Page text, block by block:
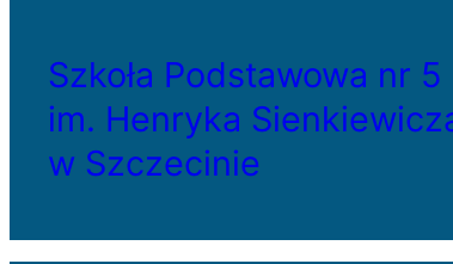
Szkoła Podstawowa nr 5
im. Henryka
w Szczecinie